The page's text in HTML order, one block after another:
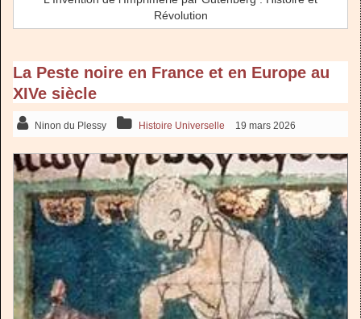
Révolution
La Peste noire en France et en Europe au
XIVe siècle
Ninon du Plessy Histoire Universelle 19 mars 2026